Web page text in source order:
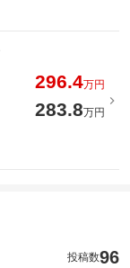
296.4万円
283.8万円
投稿数96